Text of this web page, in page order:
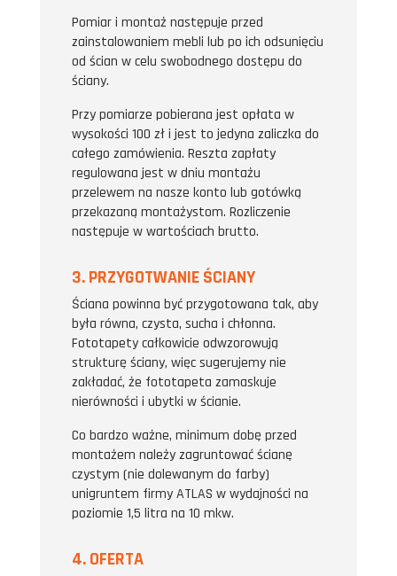
Pomiar i montaż następuje przed
zainstalowaniem mebli lub po ich odsunięciu
od ścian w celu swobodnego dostępu do
ściany.
Przy pomiarze pobierana jest opłata w
wysokości 100 zł i jest to jedyna zaliczka do
całego zamówienia. Reszta zapłaty
regulowana jest w dniu montażu
przelewem na nasze konto lub gotówką
przekazaną montażystom. Rozliczenie
następuje w wartościach brutto.
3. PRZYGOTWANIE ŚCIANY
Ściana powinna być przygotowana tak, aby
była równa, czysta, sucha i chłonna.
Fototapety całkowicie odwzorowują
strukturę ściany, więc sugerujemy nie
zakładać, że fototapeta zamaskuje
nierówności i ubytki w ścianie.
Co bardzo ważne, minimum dobę przed
montażem należy zagruntować ścianę
czystym (nie dolewanym do farby)
unigruntem firmy ATLAS w wydajności na
poziomie 1,5 litra na 10 mkw.
4. OFERTA